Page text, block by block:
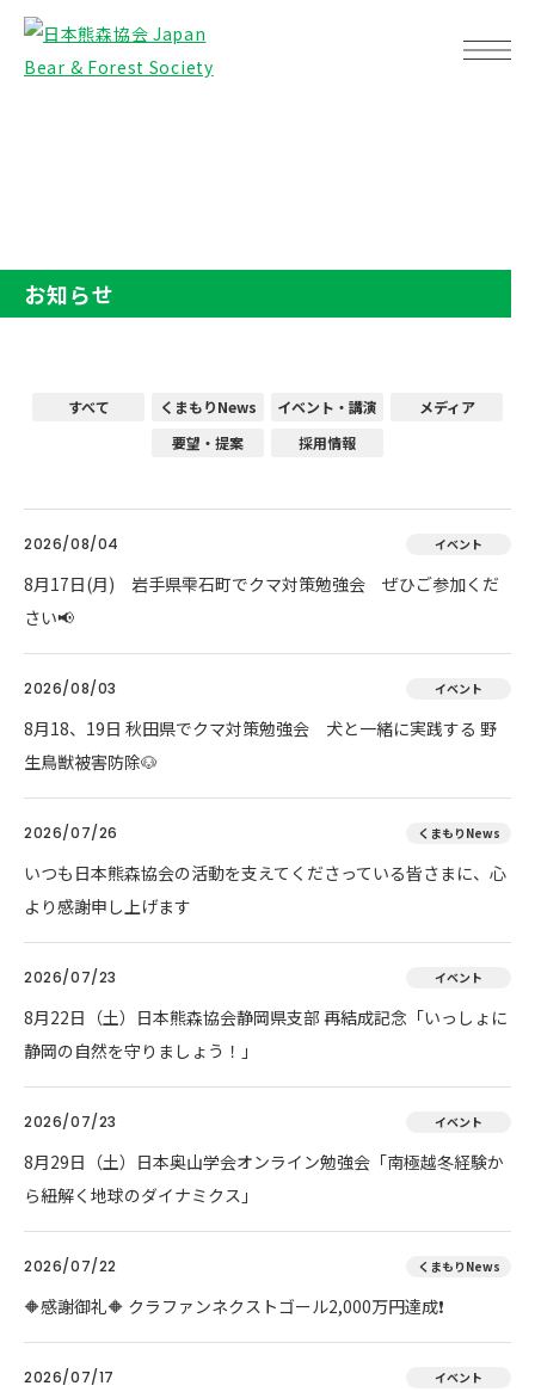
お知らせ
すべて くまもりNews イベント・講演
メディア
要望・提案
採用情報
2026/08/04 イベント
8月17日(月) 岩手県雫石町でクマ対策勉強会 ぜひご参加くだ
さい📢
2026/08/03 イベント
8月18、19日 秋田県でクマ対策勉強会 犬と一緒に実践する 野
生鳥獣被害防除🐶
2026/07/26 くまもりNews
いつも日本熊森協会の活動を支えてくださっている皆さまに、心
より感謝申し上げます
2026/07/23 イベント
8月22日（土）日本熊森協会静岡県支部 再結成記念「いっしょに
静岡の自然を守りましょう！」
2026/07/23 イベント
8月29日（土）日本奥山学会オンライン勉強会「南極越冬経験か
ら紐解く地球のダイナミクス」
2026/07/22 くまもりNews
🔶感謝御礼🔶 クラファンネクストゴール2,000万円達成❗
2026/07/17 イベント